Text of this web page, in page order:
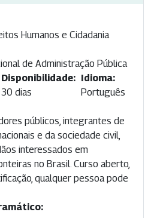
Humanos e Cidadania
de Administração Pública
Disponibilidade:
30 dias
Idioma:
Português
públicos, integrantes de
e da sociedade civil,
interessados em
no Brasil. Curso aberto,
qualquer pessoa pode